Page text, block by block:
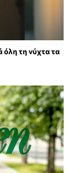
όλη τη νύχτα τα